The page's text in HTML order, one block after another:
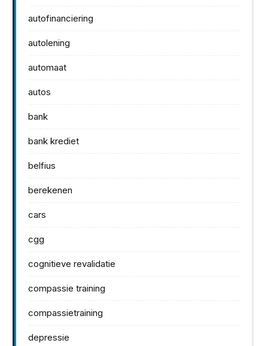
autofinanciering
autolening
automaat
autos
bank
bank krediet
belfius
berekenen
cars
cgg
cognitieve revalidatie
compassie training
compassietraining
depressie